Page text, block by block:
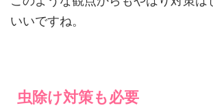
いいですね。
虫除け対策も必要